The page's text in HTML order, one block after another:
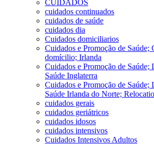
CUIDADOS
cuidados continuados
cuidados de saúde
cuidados dia
Cuidados domiciliarios
Cuidados e Promoção de Saúde;
domícilio; Irlanda
Cuidados e Promoção de Saúde;
Saúde Inglaterra
Cuidados e Promoção de Saúde;
Saúde Irlanda do Norte;
cuidados gerais
cuidados geriátricos
cuidados idosos
cuidados intensivos
Cuidados Intensivos Adultos